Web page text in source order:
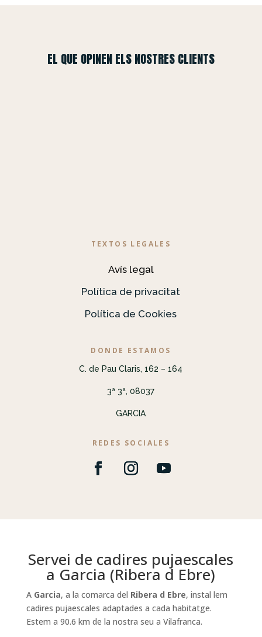
EL QUE OPINEN ELS NOSTRES CLIENTS
TEXTOS LEGALES
Avís legal
Política de privacitat
Política de Cookies
DONDE ESTAMOS
C. de Pau Claris, 162 – 164
3ª 3ª, 08037
GARCIA
REDES SOCIALES
Servei de cadires pujaescales
a Garcia (Ribera d Ebre)
A Garcia, a la comarca del Ribera d Ebre, instal lem
cadires pujaescales adaptades a cada habitatge.
Estem a 90.6 km de la nostra seu a Vilafranca.